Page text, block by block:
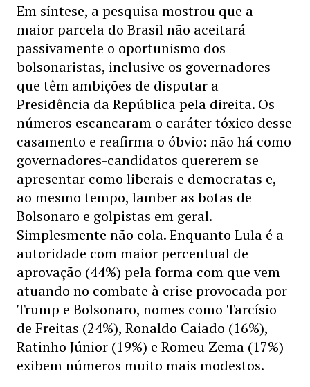
Em síntese, a pesquisa mostrou que a
maior parcela do Brasil não aceitará
passivamente o oportunismo dos
bolsonaristas, inclusive os governadores
que têm ambições de disputar a
Presidência da República pela direita. Os
números escancaram o caráter tóxico desse
casamento e reafirma o óbvio: não há como
governadores-candidatos quererem se
apresentar como liberais e democratas e,
ao mesmo tempo, lamber as botas de
Bolsonaro e golpistas em geral.
Simplesmente não cola. Enquanto Lula é a
autoridade com maior percentual de
aprovação (44%) pela forma com que vem
atuando no combate à crise provocada por
Trump e Bolsonaro, nomes como Tarcísio
de Freitas (24%), Ronaldo Caiado (16%),
Ratinho Júnior (19%) e Romeu Zema (17%)
exibem números muito mais modestos.